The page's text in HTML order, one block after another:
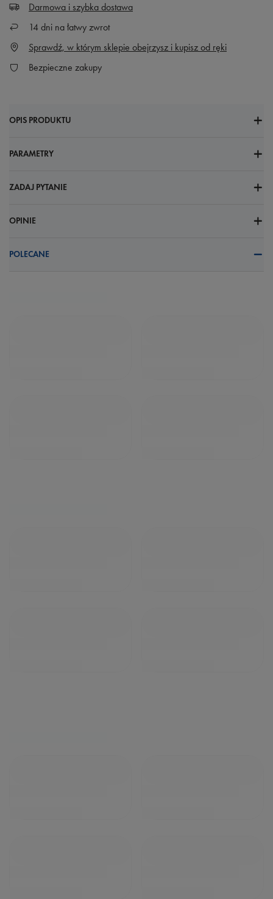
Darmowa i szybka dostawa
14 dni na łatwy zwrot
Sprawdź, w którym sklepie obejrzysz i kupisz od ręki
Bezpieczne zakupy
OPIS PRODUKTU
PARAMETRY
ZADAJ PYTANIE
OPINIE
POLECANE